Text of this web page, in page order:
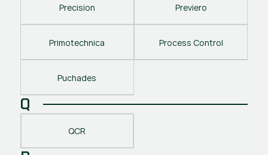
Precision Previero
Primotechnica Process Control
Puchades
Q
QCR